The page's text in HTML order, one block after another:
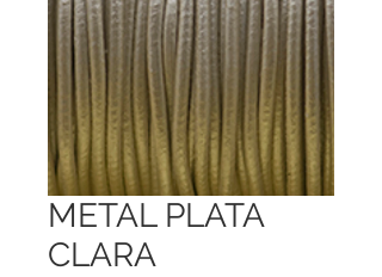
METAL PLATA
CLARA